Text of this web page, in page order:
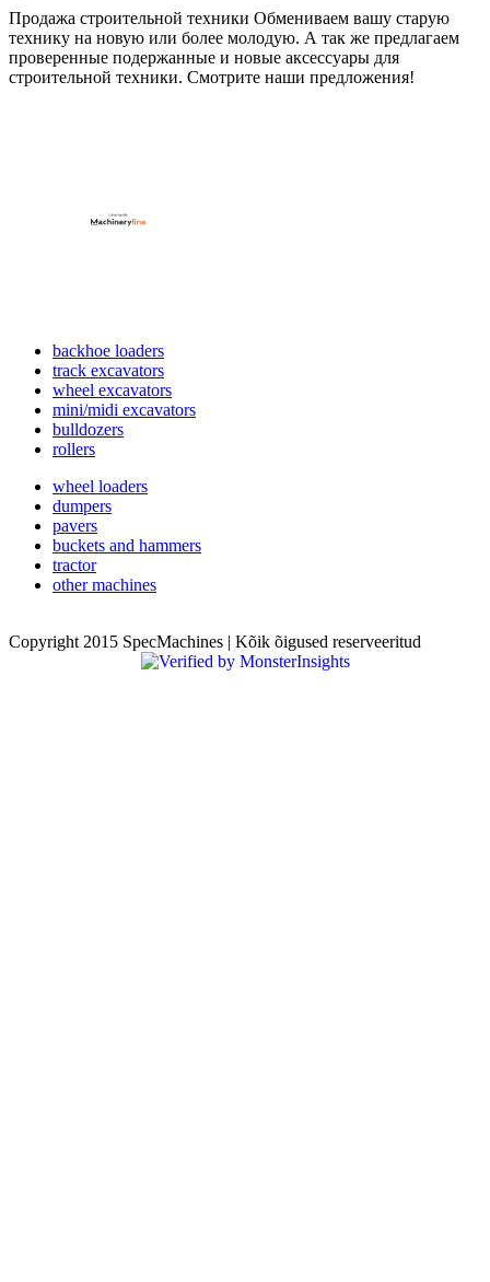
Продажа строительной техники Обмениваем вашу старую
технику на новую или более молодую. А так же предлагаем
проверенные подержанные и новые аксессуары для
строительной техники. Смотрите наши предложения!
backhoe loaders
track excavators
wheel excavators
mini/midi excavators
bulldozers
rollers
wheel loaders
dumpers
pavers
buckets and hammers
tractor
other machines
Copyright 2015 SpecMachines | Kõik õigused reserveeritud